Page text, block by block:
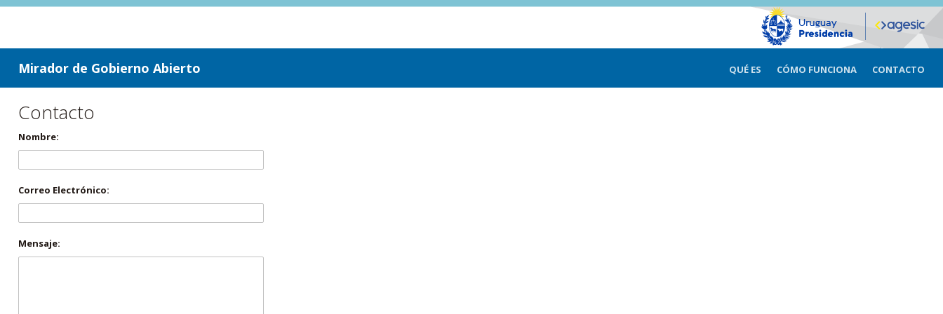
ir a contenido
ir al menú
Mirador de Gobierno Abierto QUÉ ES CÓMO FUNCIONA CONTACTO
Contacto
Nombre:
Correo Electrónico:
Mensaje: